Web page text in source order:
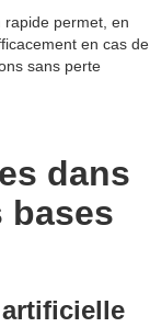
rapide permet, en
en cas de
sans perte
dans
bases